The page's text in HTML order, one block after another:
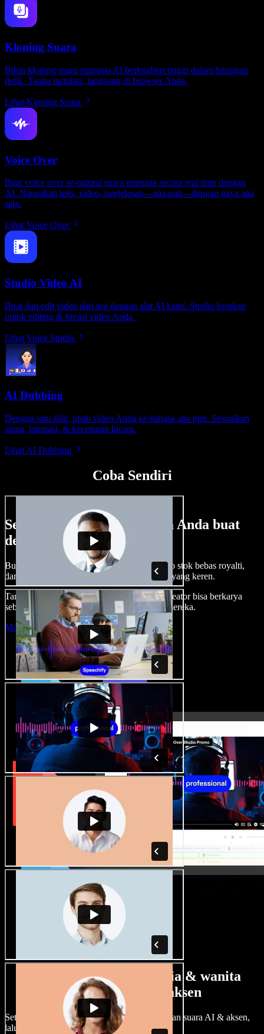
Kloning Suara
Bikin kloning suara manusia AI berkualitas tinggi dalam hitungan
detik. Tanpa instalasi, langsung di browser Anda.
Lihat Kloning Suara
Voice Over
Buat voice over se-natural suara manusia secara real time dengan
AI. Narasikan teks, video, penjelasan—apa pun—dengan gaya apa
saja.
Lihat Voice Over
Studio Video AI
Buat dan edit video dari nol dengan alat AI kami. Studio lengkap
untuk editing & kreasi video Anda.
Lihat Voice Studio
AI Dubbing
Dengan satu klik, ubah video Anda ke bahasa apa pun. Sesuaikan
suara, intonasi, & kecepatan bicara.
Lihat AI Dubbing
Coba Sendiri
Sedikit contoh hal yang bisa Anda buat
dengan Speechify Studio.
Buat voice over, tambah gambar, audio, video stok bebas royalti,
dan kloning suara untuk proyek audio-video yang keren.
Tanpa kurva belajar, semua dari browser—kreator bisa berkarya
sebebas mungkin dan wujudkan ide kreatif mereka.
Mulai Studio
Banyak pilihan suara pria & wanita
dengan berbagai aksen
Setiap proyek bisa terdengar beda. Pilih ratusan suara AI & aksen,
lalu sesuaikan sesuka Anda.